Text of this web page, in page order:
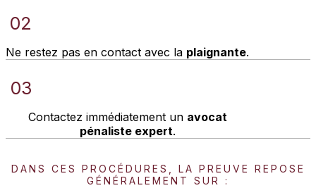
02
Ne restez pas en contact avec la plaignante.
03
Contactez immédiatement un avocat
pénaliste expert.
DANS CES PROCÉDURES, LA PREUVE REPOSE
GÉNÉRALEMENT SUR :